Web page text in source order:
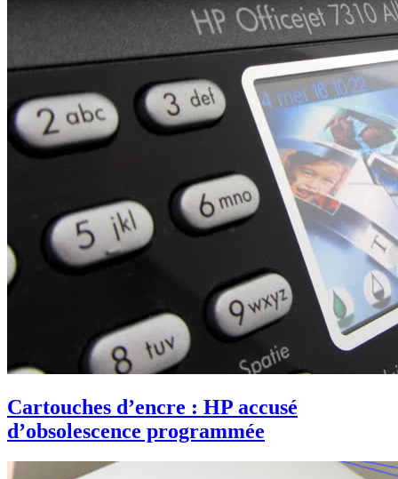
Cartouches d’encre : HP accusé
d’obsolescence programmée